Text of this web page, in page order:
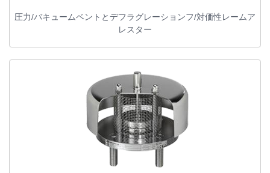
圧力/バキュームベントとデフラグレーションフ/対価性レームア
レスター